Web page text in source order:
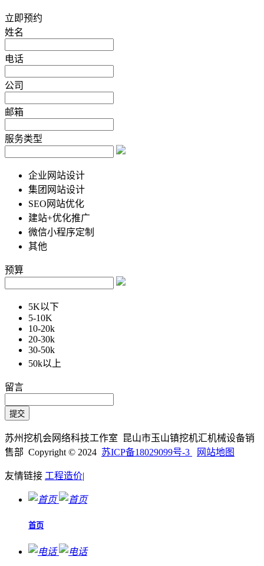
立即预约
姓名
电话
公司
邮箱
服务类型
企业网站设计
集团网站设计
SEO网站优化
建站+优化推广
微信小程序定制
其他
预算
5K以下
5-10K
10-20k
20-30k
30-50k
50k以上
留言
苏州挖机会网络科技工作室 昆山市玉山镇挖机汇机械设备销
售部 Copyright © 2024 苏ICP备18029099号-3 网站地图
友情链接 工程造价|
首页